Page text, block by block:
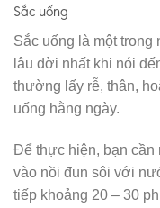
Sắc uống
Sắc uống là một
lâu đời nhất khi nói
thường lấy rễ, thân,
uống hằng ngày.
Để thực hiện, bạn cần
vào nồi đun sôi với
tiếp khoảng 20 – 30